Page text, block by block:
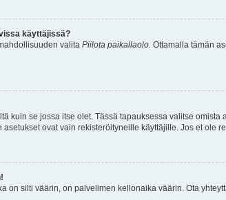
käyttäjissä?
valita Piilota paikallaolo . Ottamalla tämän
kuin se jossa itse olet. Tässä tapauksessa valitse
ovat vain rekisteröityneille käyttäjille. Jos et ole
on silti väärin, on palvelimen kellonaika väärin. Ota